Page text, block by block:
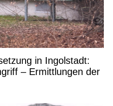
in Ingolstadt:
– Ermittlungen der